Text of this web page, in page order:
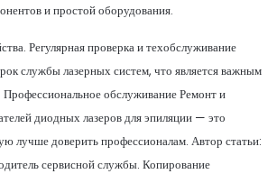
и простой оборудования.
Регулярная проверка и техобслуживание
службы лазерных систем, что является важным
Профессиональное обслуживание Ремонт и
диодных лазеров для эпиляции — это
лучше доверить профессионалам. Автор статьи:
сервисной службы. Копирование